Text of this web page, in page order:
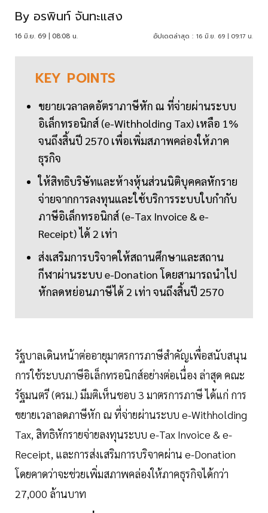
By อรพินท์ จันทะแสง
16 มิ.ย. 69 | 08:08 น. อัปเดตล่าสุด : 16 มิ.ย. 69 | 09:17 น.
KEY POINTS
ขยายเวลาลดอัตราภาษีหัก ณ ที่จ่ายผ่านระบบ
อิเล็กทรอนิกส์ (e-Withholding Tax) เหลือ 1%
จนถึงสิ้นปี 2570 เพื่อเพิ่มสภาพคล่องให้ภาค
ธุรกิจ
ให้สิทธิบริษัทและห้างหุ้นส่วนนิติบุคคลหักราย
จ่ายจากการลงทุนและใช้บริการระบบใบกำกับ
ภาษีอิเล็กทรอนิกส์ (e-Tax Invoice & e-
Receipt) ได้ 2 เท่า
ส่งเสริมการบริจาคให้สถานศึกษาและสถาน
กีฬาผ่านระบบ e-Donation โดยสามารถนำไป
หักลดหย่อนภาษีได้ 2 เท่า จนถึงสิ้นปี 2570
รัฐบาลเดินหน้าต่ออายุมาตรการภาษีสำคัญเพื่อสนับสนุน
การใช้ระบบภาษีอิเล็กทรอนิกส์อย่างต่อเนื่อง ล่าสุด คณะ
รัฐมนตรี (ครม.) มีมติเห็นชอบ 3 มาตรการภาษี ได้แก่ การ
ขยายเวลาลดภาษีหัก ณ ที่จ่ายผ่านระบบ e-Withholding
Tax, สิทธิหักรายจ่ายลงทุนระบบ e-Tax Invoice & e-
Receipt, และการส่งเสริมการบริจาคผ่าน e-Donation
โดยคาดว่าจะช่วยเพิ่มสภาพคล่องให้ภาคธุรกิจได้กว่า
27,000 ล้านบาท